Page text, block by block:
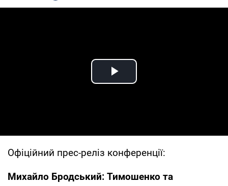
Play Video
Офіційний прес-реліз конференції:
Михайло Бродський: Тимошенко та